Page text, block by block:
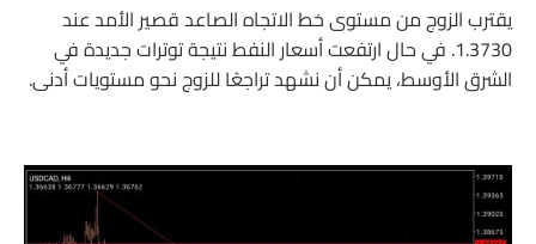
يقترب الزوج من مستوى خط الاتجاه الصاعد قصير الأمد عند
1.3730. في حال ارتفعت أسعار النفط نتيجة توترات جديدة في
الشرق الأوسط، يمكن أن نشهد تراجعًا للزوج نحو مستويات أدنى.